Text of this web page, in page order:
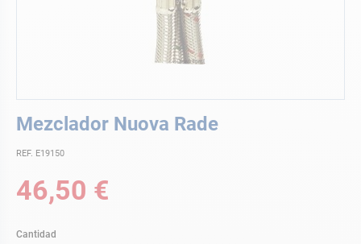
Mezclador Nuova Rade
REF. E19150
46,50 €
Cantidad
al
de
galería
de